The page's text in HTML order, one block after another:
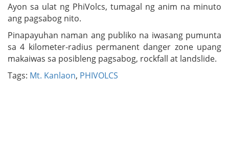
Ayon sa ulat ng PhiVolcs, tumagal ng anim na minuto
ang pagsabog nito.
Pinapayuhan naman ang publiko na iwasang pumunta
sa 4 kilometer-radius permanent danger zone upang
makaiwas sa posibleng pagsabog, rockfall at landslide.
Tags: Mt. Kanlaon, PHIVOLCS